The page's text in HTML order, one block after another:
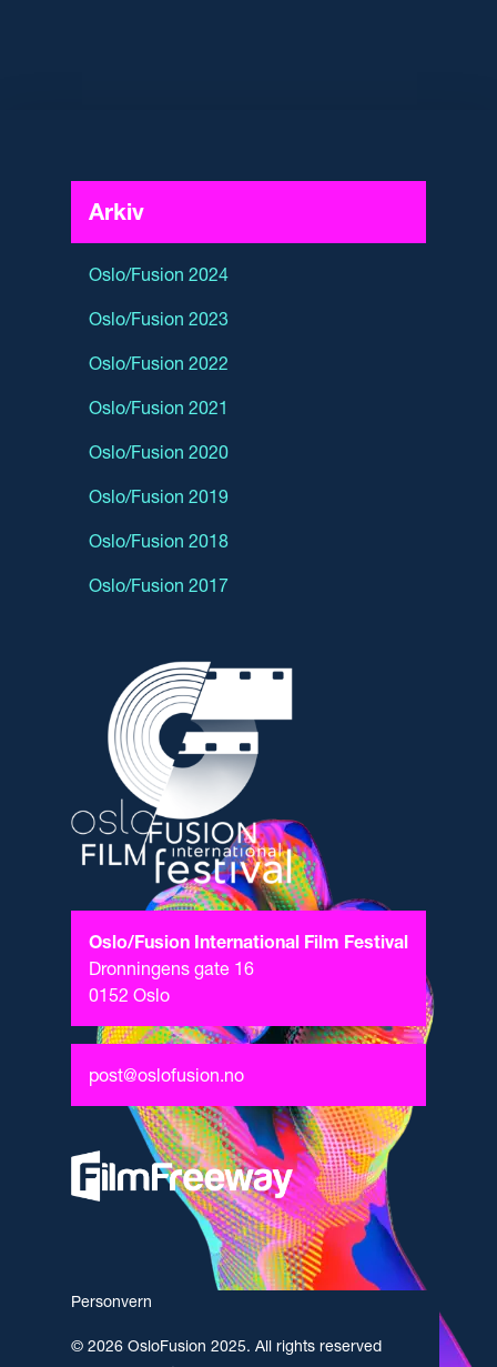
Oslo/Fusion International Film Festival
Dronningens gate 16
0152 Oslo
post@oslofusion.no
Arkiv
Oslo/Fusion 2024
Oslo/Fusion 2023
Oslo/Fusion 2022
Oslo/Fusion 2021
Oslo/Fusion 2020
Oslo/Fusion 2019
Oslo/Fusion 2018
Oslo/Fusion 2017
Personvern
© 2026 OsloFusion 2025. All rights reserved